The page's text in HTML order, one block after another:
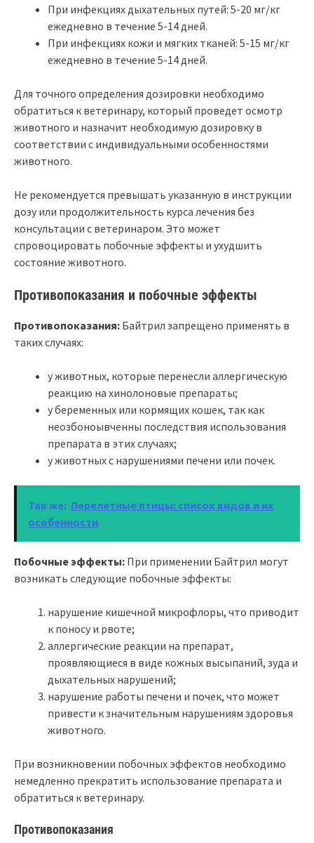
При инфекциях дыхательных путей: 5-20 мг/кг
ежедневно в течение 5-14 дней.
При инфекциях кожи и мягких тканей: 5-15 мг/кг
ежедневно в течение 5-14 дней.
Для точного определения дозировки необходимо
обратиться к ветеринару, который проведет осмотр
животного и назначит необходимую дозировку в
соответствии с индивидуальными особенностями
животного.
Не рекомендуется превышать указанную в инструкции
дозу или продолжительность курса лечения без
консультации с ветеринаром. Это может
спровоцировать побочные эффекты и ухудшить
состояние животного.
Противопоказания и побочные эффекты
Противопоказания: Байтрил запрещено применять в
таких случаях:
у животных, которые перенесли аллергическую
реакцию на хинолоновые препараты;
у беременных или кормящих кошек, так как
неозбоноывченны последствия использования
препарата в этих случаях;
у животных с нарушениями печени или почек.
Так же: Перелетные птицы: список видов и их
особенности
Побочные эффекты: При применении Байтрил могут
возникать следующие побочные эффекты:
нарушение кишечной микрофлоры, что приводит
к поносу и рвоте;
аллергические реакции на препарат,
проявляющиеся в виде кожных высыпаний, зуда и
дыхательных нарушений;
нарушение работы печени и почек, что может
привести к значительным нарушениям здоровья
животного.
При возникновении побочных эффектов необходимо
немедленно прекратить использование препарата и
обратиться к ветеринару.
Противопоказания